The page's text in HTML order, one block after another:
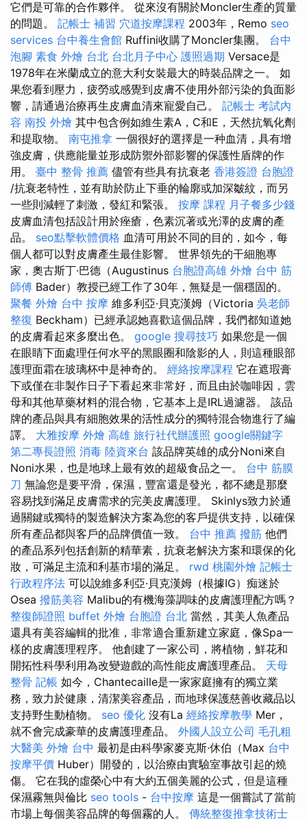
它們是可靠的合作夥伴。 從來沒有關於Moncler生產的質量
的問題。 記帳士 補習 穴道按摩課程 2003年，Remo seo
services 台中養生會館 Ruffini收購了Moncler集團。 台中
泡腳 素食 外燴 台北 台北月子中心 護照過期 Versace是
1978年在米蘭成立的意大利女裝最大的時裝品牌之一。 如
果您看到壓力，疲勞或感覺到皮膚不使用外部污染的負面影
響，請通過治療再生皮膚血清來寵愛自己。 記帳士 考試內
容 南投 外燴 其中包含例如維生素A，C和E，天然抗氧化劑
和提取物。 南屯推拿 一個很好的選擇是一种血清，具有增
強皮膚，供應能量並形成防禦外部影響的保護性盾牌的作
用。 臺中 整骨 推薦 儘管有些具有抗衰老 香港簽證 台胞證
/抗衰老特性，並有助於防止下垂的輪廓或加深皺紋，而另
一些則減輕了刺激，發紅和緊張。 按摩 課程 月子餐多少錢
皮膚血清包括設計用於痤瘡，色素沉著或光澤的皮膚的產
品。 seo點擊軟體價格 血清可用於不同的目的，如今，每
個人都可以對皮膚產生最佳影響。 世界領先的干細胞專
家，奧古斯丁·巴德（Augustinus 台胞證高雄 外燴 台中 筋
師傅 Bader）教授已經工作了30年，無疑是一個穩固的。
聚餐 外燴 台中 按摩 維多利亞·貝克漢姆（Victoria 吳老師
整復 Beckham）已經承認她喜歡這個品牌，我們都知道她
的皮膚看起來多麼出色。 google 搜尋技巧 如果您是一個
在眼睛下面處理任何水平的黑眼圈和陰影的人，則這種眼部
護理面霜在玻璃杯中是神奇的。 經絡按摩課程 它在遮瑕膏
下或僅在非製作日子下看起來非常好，而且由於咖啡因，雲
母和其他草藥材料的混合物，它基本上是IRL過濾器。 該品
牌的產品與具有細胞效果的活性成分的獨特混合物進行了編
譯。 大雅按摩 外燴 高雄 旅行社代辦護照 google關鍵字
第二專長證照 消毒 陸資來台 該品牌英雄的成分Noni來自
Noni水果，也是地球上最有效的超級食品之一。 台中 筋膜
刀 無論您是要平滑，保濕，豐富還是發光，都不總是那麼
容易找到滿足皮膚需求的完美皮膚護理。 Skinlys致力於通
過關鍵或獨特的製造解決方案為您的客戶提供支持，以確保
所有產品都與客戶的品牌價值一致。 台中 推薦 撥筋 他們
的產品系列包括創新的精華素，抗衰老解決方案和環保的化
妝，可滿足主流和利基市場的滿足。 rwd 桃園外燴 記帳士
行政程序法 可以說維多利亞·貝克漢姆（根據IG）痴迷於
Osea 撥筋美容 Malibu的有機海藻調味的皮膚護理配方嗎？
整復師證照 buffet 外燴 台胞證 台北 當然，其美人魚產品
還具有美容編輯的批准，非常適合重新建立家庭，像Spa一
樣的皮膚護理程序。 他創建了一家公司，將植物，鮮花和
開拓性科學利用為改變遊戲的高性能皮膚護理產品。 天母
整骨 記帳 如今，Chantecaille是一家家庭擁有的獨立業
務，致力於健康，清潔美容產品，而地球保護慈善收藏品以
支持野生動植物。 seo 優化 沒有La 經絡按摩教學 Mer，
就不會完成豪華的皮膚護理產品。 外國人設立公司 毛孔粗
大醫美 外燴 台中 最初是由科學家麥克斯·休伯（Max 台中
按摩平價 Huber）開發的，以治療由實驗室事故引起的燒
傷。 它在我的虛榮心中有大約五個美麗的公式，但是這種
保濕霧無與倫比 seo tools - 台中按摩 這是一個嘗試了當前
市場上每個美容品牌的每個霧的人。 傳統整復推拿技術士